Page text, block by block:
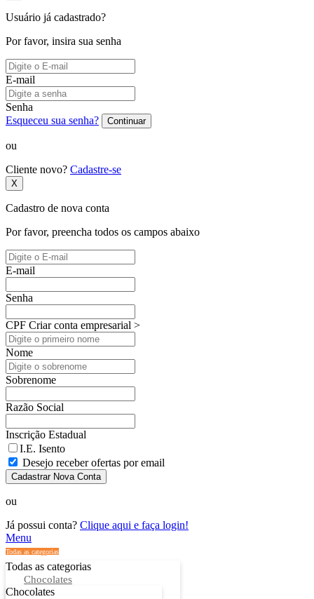
Usuário já cadastrado?
Por favor, insira sua senha
E-mail
Senha
Esqueceu sua senha?
Continuar
ou
Cliente novo? Cadastre-se
X
Cadastro de nova conta
Por favor, preencha todos os campos abaixo
E-mail
Senha
CPF Criar conta empresarial >
Nome
Sobrenome
Razão Social
Inscrição Estadual
I.E. Isento
Desejo receber ofertas por email
Cadastrar Nova Conta
ou
Já possui conta? Clique aqui e faça login!
Menu
Todas as categorias
Todas as categorias
Chocolates
Chocolates